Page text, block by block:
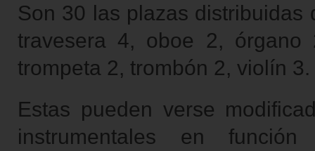
Son 30 las plazas distribuidas
travesera 4, oboe 2,
trompeta 2, trombón 2, violín 3.
Estas pueden verse
instrumentales en